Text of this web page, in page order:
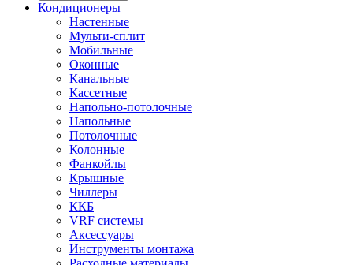
Кондиционеры
Настенные
Мульти-сплит
Мобильные
Оконные
Канальные
Кассетные
Напольно-потолочные
Напольные
Потолочные
Колонные
Фанкойлы
Крышные
Чиллеры
ККБ
VRF системы
Аксессуары
Инструменты монтажа